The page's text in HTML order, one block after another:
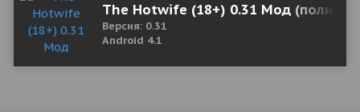
The Hotwife (18+) 0.31 Мод (полная
Версия: 0.31
Android 4.1